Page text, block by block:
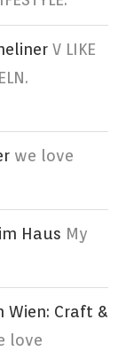
V LIKE
we love
Haus My
Wien: Craft &
love